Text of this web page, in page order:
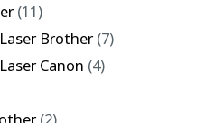
(11)
Brother(7)
Canon (4)